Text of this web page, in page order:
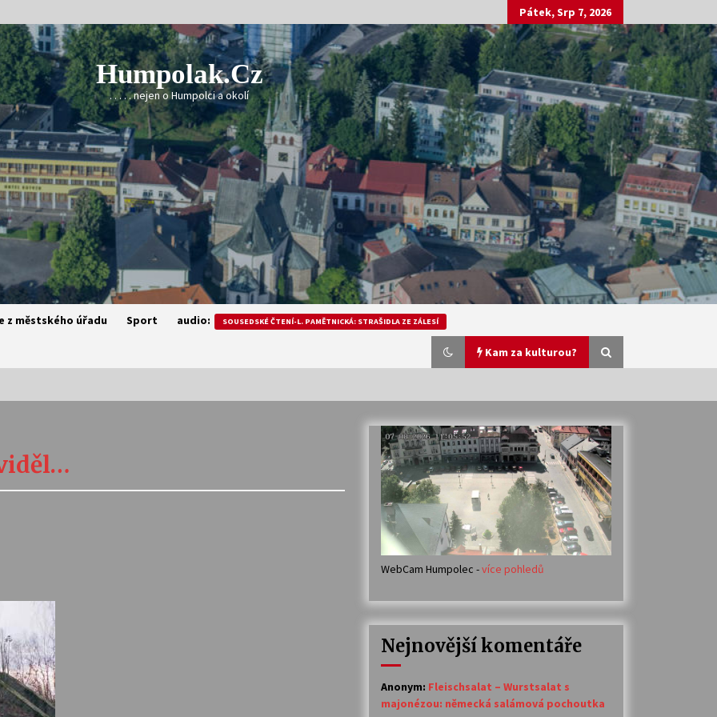
Pátek, Srp 7, 2026
Humpolak.cz
. . . . . nejen o Humpolci a okolí
z městského úřadu Sport audio: SOUSEDSKÉ ČTENÍ-L. PAMĚTNICKÁ: STRAŠIDLA ZE ZÁLESÍ
Kam za kulturou?
Veselí muzikanti
30. 7. 2026
Votavžatský ploty
23. 7. 2026
14. 7. 2026
30. 6. 2026
WebCam Humpolec -více pohledů
Nejnovější komentáře
Anonym: Fleischsalat – Wurstsalat s
majonézou: německá salámová pochoutka